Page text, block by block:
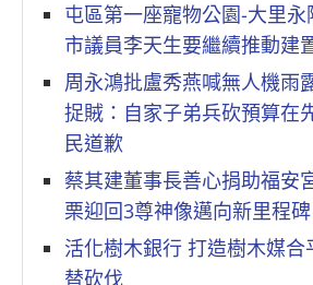
屯區第一座寵物公園-大里
市議員李天生要繼續推動建
周永鴻批盧秀燕喊無人機雨
捉賊：自家子弟兵砍預算在
民道歉
蔡其建董事長善心捐助福安
栗迎回3尊神像邁向新里程碑
活化樹木銀行 打造樹木媒合
替砍伐